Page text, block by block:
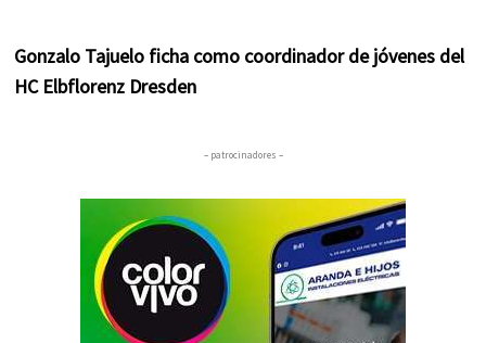
Gonzalo Tajuelo ficha como coordinador de jóvenes del
HC Elbflorenz Dresden
– patrocinadores –